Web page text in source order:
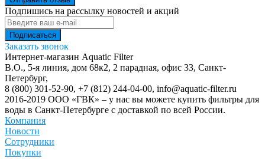
Подпишись на рассылку новостей и акций
Заказать звонок
Интернет-магазин Aquatic Filter
В.О., 5-я линия, дом 68к2, 2 парадная, офис 33, Санкт-
Петербург,
8 (800) 301-52-90, +7 (812) 244-04-00, info@aquatic-filter.ru
2016-2019 ООО «ГВК» – у нас вы можете купить фильтры для
воды в Санкт-Петербурге с доставкой по всей России.
Компания
Новости
Сотрудники
Покупки